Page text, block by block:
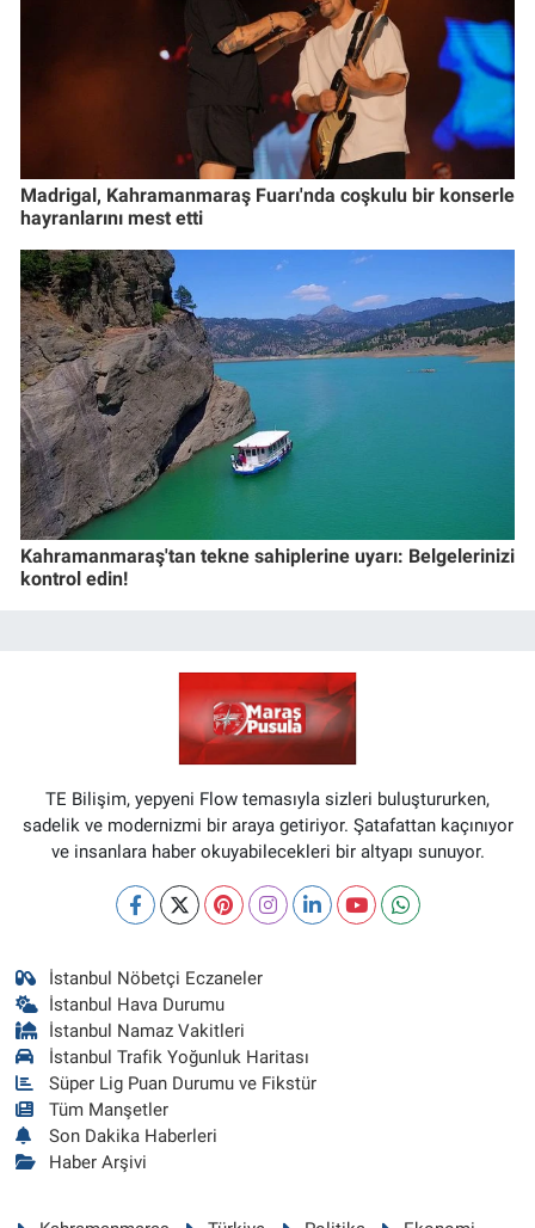
Madrigal, Kahramanmaraş Fuarı'nda coşkulu bir konserle
hayranlarını mest etti
Kahramanmaraş'tan tekne sahiplerine uyarı: Belgelerinizi
kontrol edin!
TE Bilişim, yepyeni Flow temasıyla sizleri buluştururken,
sadelik ve modernizmi bir araya getiriyor. Şatafattan kaçınıyor
ve insanlara haber okuyabilecekleri bir altyapı sunuyor.
İstanbul Nöbetçi Eczaneler
İstanbul Hava Durumu
İstanbul Namaz Vakitleri
İstanbul Trafik Yoğunluk Haritası
Süper Lig Puan Durumu ve Fikstür
Tüm Manşetler
Son Dakika Haberleri
Haber Arşivi